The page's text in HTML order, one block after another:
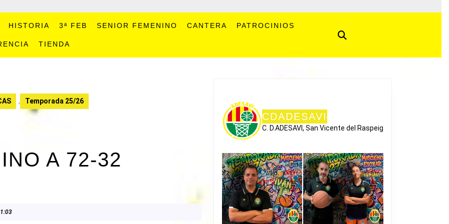
HISTORIA 3ª FEB SENIOR FEMENINO CANTERA PATROCINIOS
TIENDA
, Temporada 25/26
A 72-32
CDADESAVI
C. D.ADESAVI, San Vicente del Raspeig